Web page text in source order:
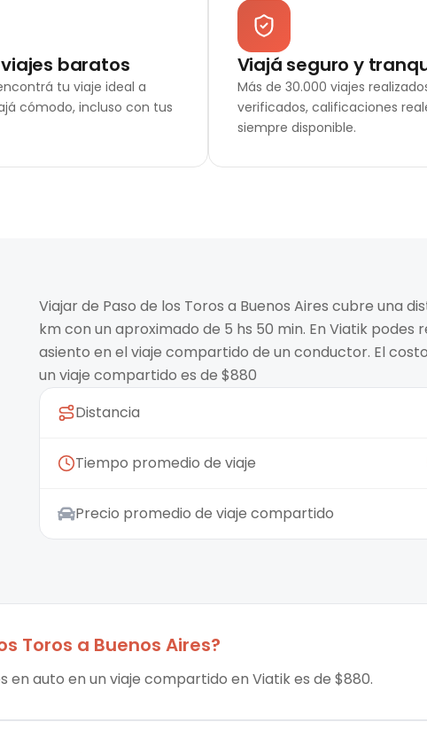
baratos
tu viaje ideal a
cómodo, incluso con tus
Viajá seguro y
Más de 30.000 viajes
verificados, calificaciones
siempre disponible.
Viajar de Paso de los Toros a Buenos Aires cubre una
km con un aproximado de 5 hs 50 min. En Viatik podes
asiento en el viaje compartido de un conductor. El
un viaje compartido es de $880
Distancia
Tiempo promedio de viaje
Precio promedio de viaje compartido
Toros a Buenos Aires?
en auto en un viaje compartido en Viatik es de $880.